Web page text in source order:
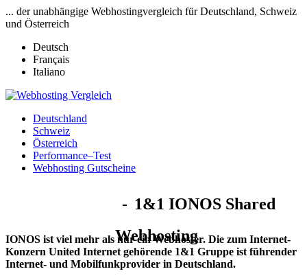
... der unabhängige Webhostingvergleich für Deutschland, Schweiz
und Österreich
Deutsch
Français
Italiano
Deutschland
Schweiz
Österreich
Performance–Test
Webhosting Gutscheine
1&1 IONOS Shared
Webhosting
IONOS ist viel mehr als nur ein Webhoster. Die zum Internet-
Konzern United Internet gehörende 1&1 Gruppe ist führender
Internet- und Mobilfunkprovider in Deutschland.